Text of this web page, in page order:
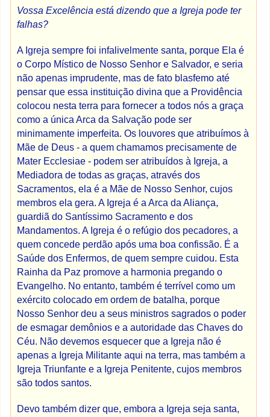
Vossa Excelência está dizendo que a Igreja pode ter
falhas?
A Igreja sempre foi infalivelmente santa, porque Ela é
o Corpo Místico de Nosso Senhor e Salvador, e seria
não apenas imprudente, mas de fato blasfemo até
pensar que essa instituição divina que a Providência
colocou nesta terra para fornecer a todos nós a graça
como a única Arca da Salvação pode ser
minimamente imperfeita. Os louvores que atribuímos à
Mãe de Deus - a quem chamamos precisamente de
Mater Ecclesiae - podem ser atribuídos à Igreja, a
Mediadora de todas as graças, através dos
Sacramentos, ela é a Mãe de Nosso Senhor, cujos
membros ela gera. A Igreja é a Arca da Aliança,
guardiã do Santíssimo Sacramento e dos
Mandamentos. A Igreja é o refúgio dos pecadores, a
quem concede perdão após uma boa confissão. É a
Saúde dos Enfermos, de quem sempre cuidou. Esta
Rainha da Paz promove a harmonia pregando o
Evangelho. No entanto, também é terrível como um
exército colocado em ordem de batalha, porque
Nosso Senhor deu a seus ministros sagrados o poder
de esmagar demônios e a autoridade das Chaves do
Céu. Não devemos esquecer que a Igreja não é
apenas a Igreja Militante aqui na terra, mas também a
Igreja Triunfante e a Igreja Penitente, cujos membros
são todos santos.
Devo também dizer que, embora a Igreja seja santa,